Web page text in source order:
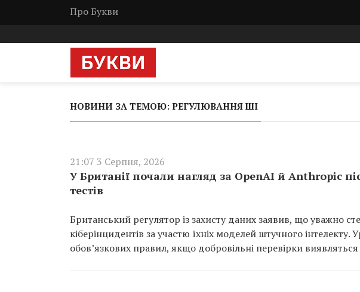
Про Букви
НОВИНИ ЗА ТЕМОЮ: РЕГУЛЮВАННЯ ШІ
21:07 3 Серпня, 2026
У Британії почали нагляд за OpenAI й Anthropic
тестів
Британський регулятор із захисту даних заявив, що уважно
кіберінцидентів за участю їхніх моделей штучного
обов’язкових правил, якщо добровільні перевірки